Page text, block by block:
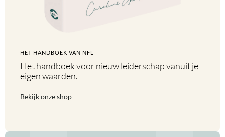
HET HANDBOEK VAN NFL
Het handboek voor nieuw leiderschap vanuit je
eigen waarden.
Bekijk onze shop